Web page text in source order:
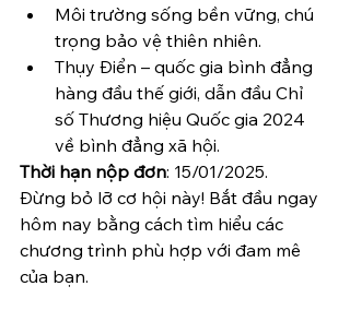
Môi trường sống bền vững, chú
trọng bảo vệ thiên nhiên.
Thụy Điển – quốc gia bình đẳng
hàng đầu thế giới, dẫn đầu Chỉ
số Thương hiệu Quốc gia 2024
về bình đẳng xã hội.
Thời hạn nộp đơn: 15/01/2025.
Đừng bỏ lỡ cơ hội này! Bắt đầu ngay
hôm nay bằng cách tìm hiểu các
chương trình phù hợp với đam mê
của bạn.